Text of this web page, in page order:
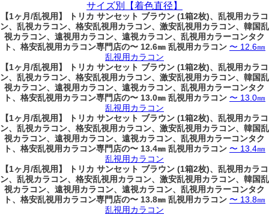
サイズ別【着色直径】
【1ヶ月/乱視用】 トリカ サンセット ブラウン (1箱2枚)、乱視用カラコ
ン、乱視カラコン、格安乱視用カラコン、激安乱視用カラコン、韓国乱
視カラコン、遠視用カラコン、遠視カラコン、乱視用カラーコンタク
ト、格安乱視用カラコン専門店の〜 12.6㎜ 乱視用カラコン 〜 12.6㎜
乱視用カラコン
【1ヶ月/乱視用】 トリカ サンセット ブラウン (1箱2枚)、乱視用カラコ
ン、乱視カラコン、格安乱視用カラコン、激安乱視用カラコン、韓国乱
視カラコン、遠視用カラコン、遠視カラコン、乱視用カラーコンタク
ト、格安乱視用カラコン専門店の〜 13.0㎜ 乱視用カラコン 〜 13.0㎜
乱視用カラコン
【1ヶ月/乱視用】 トリカ サンセット ブラウン (1箱2枚)、乱視用カラコ
ン、乱視カラコン、格安乱視用カラコン、激安乱視用カラコン、韓国乱
視カラコン、遠視用カラコン、遠視カラコン、乱視用カラーコンタク
ト、格安乱視用カラコン専門店の〜 13.4㎜ 乱視用カラコン 〜 13.4㎜
乱視用カラコン
【1ヶ月/乱視用】 トリカ サンセット ブラウン (1箱2枚)、乱視用カラコ
ン、乱視カラコン、格安乱視用カラコン、激安乱視用カラコン、韓国乱
視カラコン、遠視用カラコン、遠視カラコン、乱視用カラーコンタク
ト、格安乱視用カラコン専門店の〜 13.8㎜ 乱視用カラコン 〜 13.8㎜
乱視用カラコン